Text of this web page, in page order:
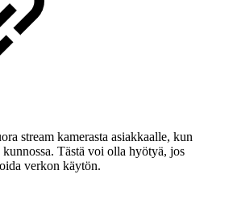
stream kamerasta asiakkaalle, kun
Tästä voi olla hyötyä, jos
verkon käytön.